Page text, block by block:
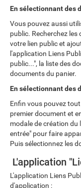
En sélectionnant des
Vous pouvez aussi
public. Recherchez
votre lien public et
l'application Liens
public...", la liste des
documents du panier.
En sélectionnant des
Enfin vous pouvez
premier document et
modale de création du
entrée" pour faire
Puis sélectionnez les
L'application
L'application Liens
d'application :